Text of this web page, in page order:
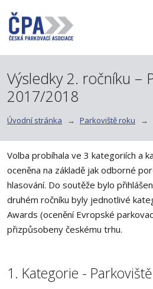
Výsledky 2. ročníku –
2017/2018
Úvodní stránka Parkoviště roku
Volba probíhala ve 3 kategoriích a
oceněna na základě jak odborné
hlasování. Do soutěže bylo
druhém ročníku byly jednotlivé
Awards (ocenění Evropské
přizpůsobeny českému trhu.
1. Kategorie -